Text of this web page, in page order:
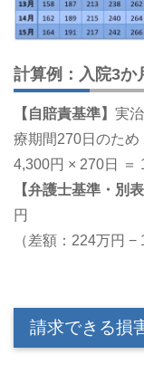
計算例：入院3か
【自賠責基準】 実
療期間270日のため
4,300円 × 270日 ＝
【弁護士基準・別
円
（差額：224万円
請求できる損